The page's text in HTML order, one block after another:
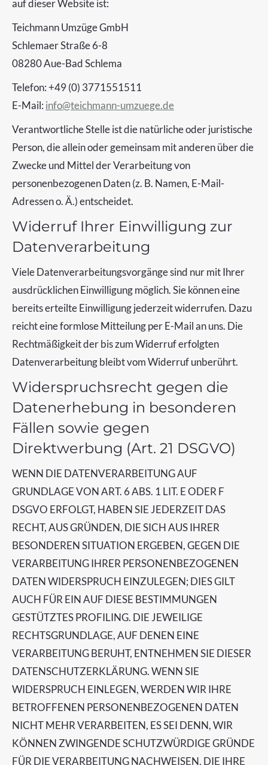
auf dieser Website ist:
Teichmann Umzüge GmbH
Schlemaer Straße 6-8
08280 Aue-Bad Schlema
Telefon: +49 (0) 3771551511
E-Mail: info@teichmann-umzuege.de
Verantwortliche Stelle ist die natürliche oder juristische
Person, die allein oder gemeinsam mit anderen über die
Zwecke und Mittel der Verarbeitung von
personenbezogenen Daten (z. B. Namen, E-Mail-
Adressen o. Ä.) entscheidet.
Widerruf Ihrer Einwilligung zur
Datenverarbeitung
Viele Datenverarbeitungsvorgänge sind nur mit Ihrer
ausdrücklichen Einwilligung möglich. Sie können eine
bereits erteilte Einwilligung jederzeit widerrufen. Dazu
reicht eine formlose Mitteilung per E-Mail an uns. Die
Rechtmäßigkeit der bis zum Widerruf erfolgten
Datenverarbeitung bleibt vom Widerruf unberührt.
Widerspruchsrecht gegen die
Datenerhebung in besonderen
Fällen sowie gegen
Direktwerbung (Art. 21 DSGVO)
WENN DIE DATENVERARBEITUNG AUF
GRUNDLAGE VON ART. 6 ABS. 1 LIT. E ODER F
DSGVO ERFOLGT, HABEN SIE JEDERZEIT DAS
RECHT, AUS GRÜNDEN, DIE SICH AUS IHRER
BESONDEREN SITUATION ERGEBEN, GEGEN DIE
VERARBEITUNG IHRER PERSONENBEZOGENEN
DATEN WIDERSPRUCH EINZULEGEN; DIES GILT
AUCH FÜR EIN AUF DIESE BESTIMMUNGEN
GESTÜTZTES PROFILING. DIE JEWEILIGE
RECHTSGRUNDLAGE, AUF DENEN EINE
VERARBEITUNG BERUHT, ENTNEHMEN SIE DIESER
DATENSCHUTZERKLÄRUNG. WENN SIE
WIDERSPRUCH EINLEGEN, WERDEN WIR IHRE
BETROFFENEN PERSONENBEZOGENEN DATEN
NICHT MEHR VERARBEITEN, ES SEI DENN, WIR
KÖNNEN ZWINGENDE SCHUTZWÜRDIGE GRÜNDE
FÜR DIE VERARBEITUNG NACHWEISEN, DIE IHRE